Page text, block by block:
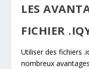
LES
FICHIER
Utiliser des fichiers
nombreux